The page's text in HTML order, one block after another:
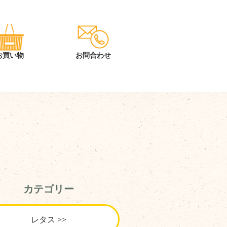
カテゴリー
レタス